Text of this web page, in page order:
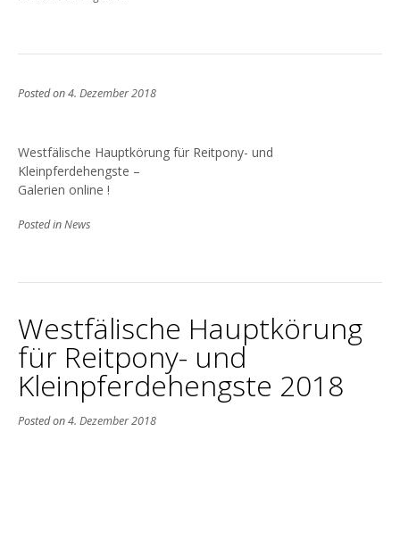
Posted on4. Dezember 2018
Westfälische Hauptkörung für Reitpony- und
Kleinpferdehengste –
Galerien online !
Posted inNews
Westfälische Hauptkörung
für Reitpony- und
Kleinpferdehengste 2018
Posted on4. Dezember 2018